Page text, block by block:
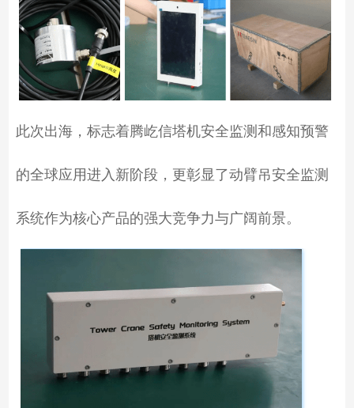
此次出海，标志着腾屹信塔机安全监测和感知预警
的全球应用进入新阶段，更彰显了动臂吊安全监测
系统作为核心产品的强大竞争力与广阔前景。